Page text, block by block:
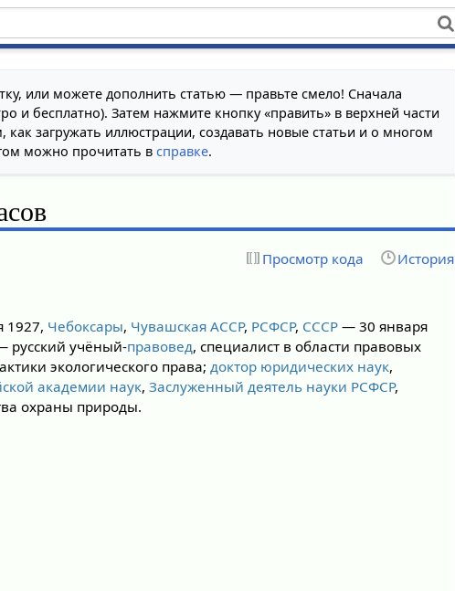
или можете дополнить статью — правьте смело! Сначала
и бесплатно). Затем нажмите кнопку «править» в верхней части
загружать иллюстрации, создавать новые статьи и о многом
можно прочитать в справке.
Просмотр кода История
1927, Чебоксары, Чувашская АССР, РСФСР, СССР — 30 января
русский учёный-правовед, специалист в области правовых
экологического права; доктор юридических наук,
академии наук,Заслуженный деятель науки РСФСР,
охраны природы.